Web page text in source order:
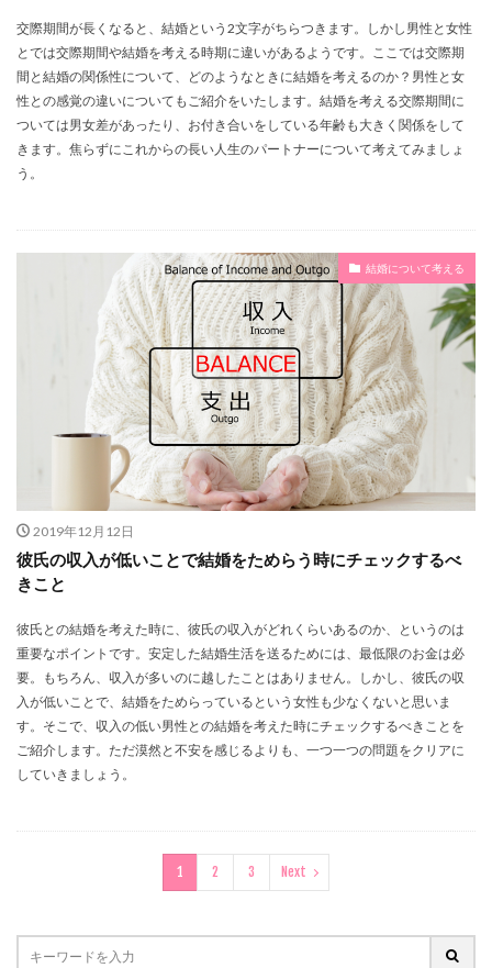
交際期間が長くなると、結婚という2文字がちらつきます。しかし男性と女性
とでは交際期間や結婚を考える時期に違いがあるようです。ここでは交際期
間と結婚の関係性について、どのようなときに結婚を考えるのか？男性と女
性との感覚の違いについてもご紹介をいたします。結婚を考える交際期間に
ついては男女差があったり、お付き合いをしている年齢も大きく関係をして
きます。焦らずにこれからの長い人生のパートナーについて考えてみましょ
う。
結婚について考える
2019年12月12日
彼氏の収入が低いことで結婚をためらう時にチェックするべ
きこと
彼氏との結婚を考えた時に、彼氏の収入がどれくらいあるのか、というのは
重要なポイントです。安定した結婚生活を送るためには、最低限のお金は必
要。もちろん、収入が多いのに越したことはありません。しかし、彼氏の収
入が低いことで、結婚をためらっているという女性も少なくないと思いま
す。そこで、収入の低い男性との結婚を考えた時にチェックするべきことを
ご紹介します。ただ漠然と不安を感じるよりも、一つ一つの問題をクリアに
していきましょう。
1 2 3 Next